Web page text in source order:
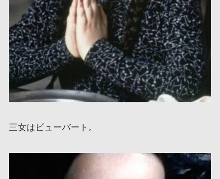
三女はピューバート。